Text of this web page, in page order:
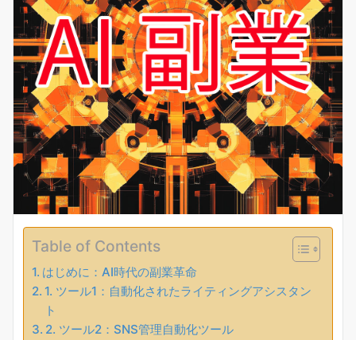
Table of Contents
はじめに：AI時代の副業革命
1. ツール1：自動化されたライティングアシスタン
ト
2. ツール2：SNS管理自動化ツール